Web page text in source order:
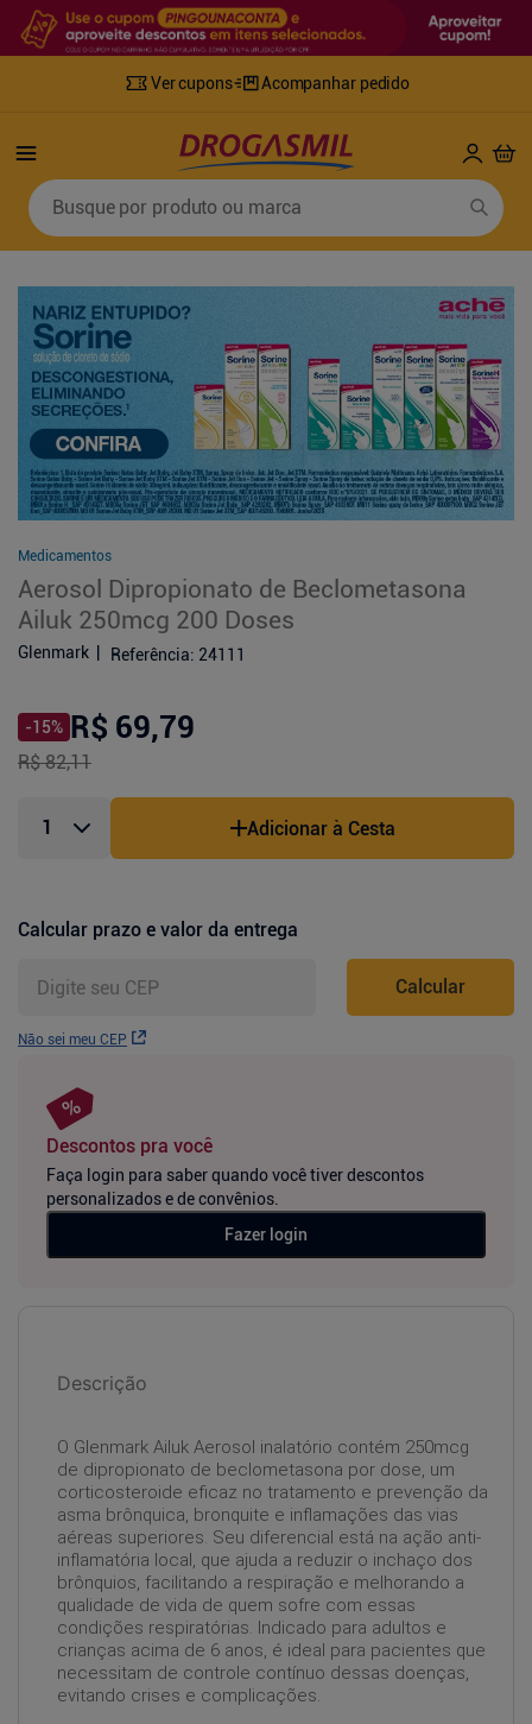
Ver cupons Acompanhar pedido
Busque por produto ou marca
Medicamentos
Aerosol Dipropionato de Beclometasona
Ailuk 250mcg 200 Doses
Glenmark Referência: 24111
-15% R$ 69,79
R$ 82,11
Adicionar à Cesta
Calcular prazo e valor da entrega
Não sei meu CEP
Calcular
Descontos pra você
Faça login para saber quando você tiver descontos
personalizados e de convênios.
Fazer login
Descrição
O Glenmark Ailuk Aerosol inalatório contém 250mcg
de dipropionato de beclometasona por dose, um
corticosteroide eficaz no tratamento e prevenção da
asma brônquica, bronquite e inflamações das vias
aéreas superiores. Seu diferencial está na ação anti-
inflamatória local, que ajuda a reduzir o inchaço dos
brônquios, facilitando a respiração e melhorando a
qualidade de vida de quem sofre com essas
condições respiratórias. Indicado para adultos e
crianças acima de 6 anos, é ideal para pacientes que
necessitam de controle contínuo dessas doenças,
evitando crises e complicações.
Termos mais buscados
3º
retinol
4º
mounjaro
5º fralda geriatrica
9º
10º shampoo